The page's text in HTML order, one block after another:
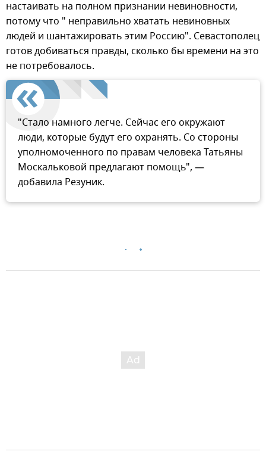
настаивать на полном признании невиновности,
потому что " неправильно хватать невиновных
людей и шантажировать этим Россию". Севастополец
готов добиваться правды, сколько бы времени на это
не потребовалось.
"Стало намного легче. Сейчас его окружают
люди, которые будут его охранять. Со стороны
уполномоченного по правам человека Татьяны
Москальковой предлагают помощь", —
добавила Резуник.